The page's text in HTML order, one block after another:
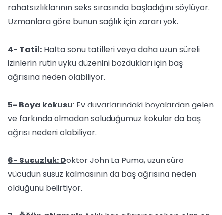
rahatsızlıklarının seks sırasında başladığını söylüyor.
Uzmanlara göre bunun sağlık için zararı yok.
4- Tatil: Hafta sonu tatilleri veya daha uzun süreli
izinlerin rutin uyku düzenini bozdukları için baş
ağrısına neden olabiliyor.
5- Boya kokusu: Ev duvarlarındaki boyalardan gelen
ve farkında olmadan soluduğumuz kokular da baş
ağrısı nedeni olabiliyor.
6- Susuzluk: Doktor John La Puma, uzun süre
vücudun susuz kalmasının da baş ağrısına neden
olduğunu belirtiyor.